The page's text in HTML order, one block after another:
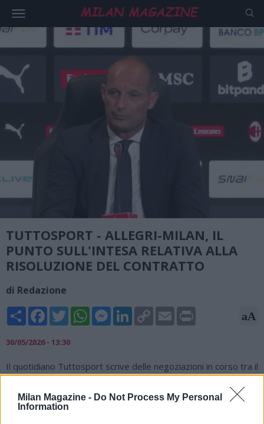
Milan Magazine - Do Not Process My Personal
Information
TUTTOSPORT - ALLEGRI-MILAN, IL
PUNTO SULL'INTESA RELATIVA ALLA
RISOLUZIONE DEL CONTRATTO
di Redazione
Share FacebookTwitterWhatsAppMessengerLinkedInCopy
Link
Email aA
30/05/2026 - 13:30
Il quotidiano Tuttosport scrive delle negoziazioni in corso tra il
Milan e Massimiliano Allegri per raggiungere l'intesa relativa
alla risoluzione del contratto: "Allegri è vincolato dal Diavolo
fino al 2027 (con uno stipendio di 5,2 milioni) e chiede una